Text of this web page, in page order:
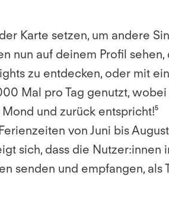
Karte setzen, um andere
nun auf deinem Profil
zu entdecken, oder mit
Mal pro Tag genutzt,
und zurück entspricht!⁵
von Juni bis
sich, dass die Nutzer:innen
senden und empfangen,